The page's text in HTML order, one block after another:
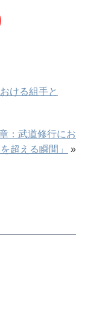
ける組手と
：武道修行にお
超える瞬間」
»